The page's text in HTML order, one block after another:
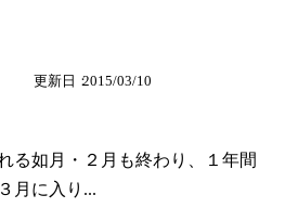
更新日 2015/03/10
る如月・２月も終わり、１年間
月に入り...